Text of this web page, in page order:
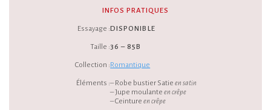
INFOS PRATIQUES
Essayage :
Taille :
Collection :
Éléments :
DISPONIBLE
36 – 85B
Romantique
– Robe bustier Satieen satin
– Jupe moulanteen crêpe
– Ceintureen crêpe